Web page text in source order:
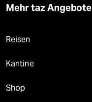
Mehr taz Angebote
Reisen
Kantine
Shop